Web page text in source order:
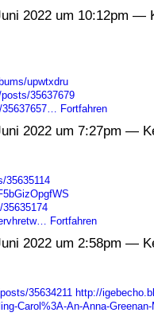
2022 um 10:12pm —
upwtxdru
35637679
Fortfahren
2022 um 7:27pm —
35635114
Fortfahren
2022 um 2:58pm —
35634211 http://
Carol%3A-An-Anna-